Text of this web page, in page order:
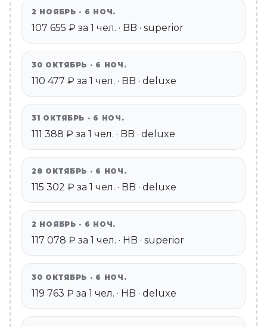
2 НОЯБРЬ · 6 НОЧ.
107 655 ₽ за 1 чел. · BB · superior
30 ОКТЯБРЬ · 6 НОЧ.
110 477 ₽ за 1 чел. · BB · deluxe
31 ОКТЯБРЬ · 6 НОЧ.
111 388 ₽ за 1 чел. · BB · deluxe
28 ОКТЯБРЬ · 6 НОЧ.
115 302 ₽ за 1 чел. · BB · deluxe
2 НОЯБРЬ · 6 НОЧ.
117 078 ₽ за 1 чел. · HB · superior
30 ОКТЯБРЬ · 6 НОЧ.
119 763 ₽ за 1 чел. · HB · deluxe